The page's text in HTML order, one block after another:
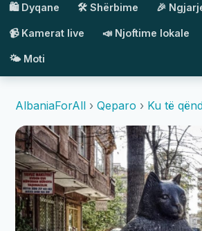
🛍️ Dyqane 🛠️ Shërbime 🎉
📹 Kamerat live 📣 Njoftime lokale
🌤️ Moti
AlbaniaForAll › Qeparo › Ku të